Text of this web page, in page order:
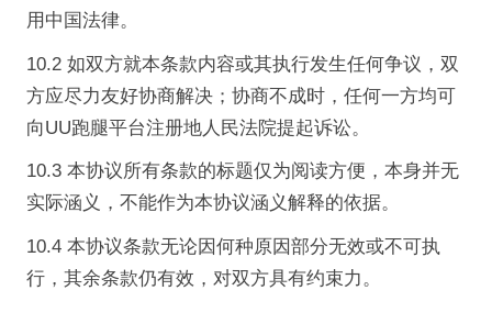
用中国法律。
10.2 如双方就本条款内容或其执行发生任何争议，双
方应尽力友好协商解决；协商不成时，任何一方均可
向UU跑腿平台注册地人民法院提起诉讼。
10.3 本协议所有条款的标题仅为阅读方便，本身并无
实际涵义，不能作为本协议涵义解释的依据。
10.4 本协议条款无论因何种原因部分无效或不可执
行，其余条款仍有效，对双方具有约束力。